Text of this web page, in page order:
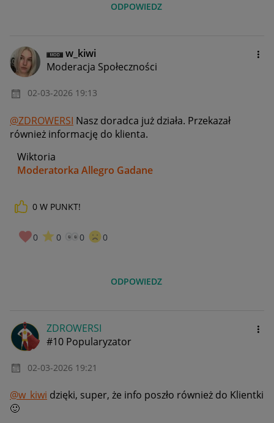
ODPOWIEDZ
w_kiwi
Moderacja Społeczności
‎02-03-2026 19:13
@ZDROWERSI Nasz doradca już działa. Przekazał
również informację do klienta.
Wiktoria
Moderatorka Allegro Gadane
0 W PUNKT!
0 0 0 0
ODPOWIEDZ
ZDROWERSI
#10 Popularyzator
‎02-03-2026 19:21
@w_kiwi dzięki, super, że info poszło również do Klientki
🙂